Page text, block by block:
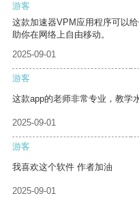
游客
这款加速器VPM应用程序可以
助你在网络上自由移动。
2025-09-01
游客
这款app的老师非常专业，教学
2025-09-01
游客
我喜欢这个软件 作者加油
2025-09-01